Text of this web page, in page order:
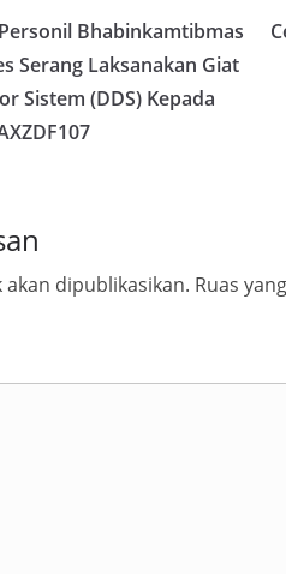
Personil Bhabinkamtibmas
Serang Laksanakan Giat
Sistem (DDS) Kepada
dipublikasikan. Ruas